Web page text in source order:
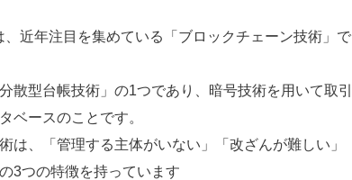
近年注目を集めている「ブロックチェーン技術」で
散型台帳技術」の1つであり、暗号技術を用いて取引
ベースのことです。
は、「管理する主体がいない」「改ざんが難しい」
3つの特徴を持っています